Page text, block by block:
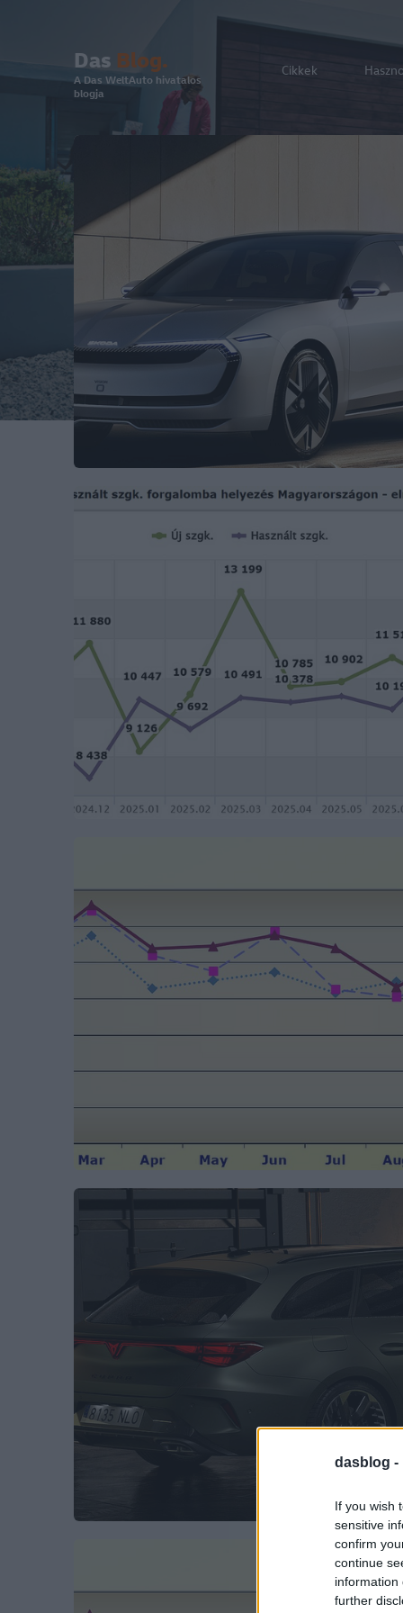
dasblog -
If you wish
sensitive
confirm
continue
information
further
Das Blog.
A Das WeltAuto hivatalos
blogja
Cikkek